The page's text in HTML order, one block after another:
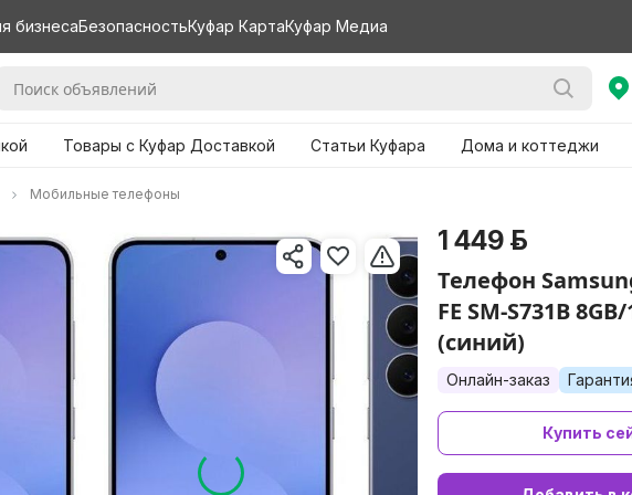
бизнесаБезопасностьКуфар КартаКуфар Медиа
Товары с Куфар Доставкой Статьи Куфара Дома и коттеджи
Мобильные телефоны
1 449 р.
Телефон
FE SM-S731B
(синий)
Онлайн-заказ
Купить